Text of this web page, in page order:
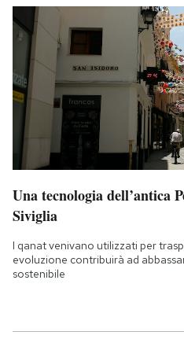
Una tecnologia dell’antica
Siviglia
I qanat venivano utilizzati per
evoluzione contribuirà ad
sostenibile